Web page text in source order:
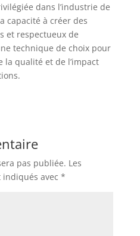
dans l’industrie de
capacité à créer des
et respectueux de
technique de choix pour
la qualité et de l’impact
pas publiée. Les
avec *